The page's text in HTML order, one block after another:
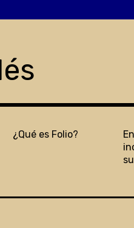
¿Qué es Folio?